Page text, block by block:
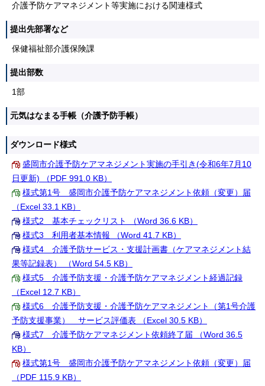
介護予防ケアマネジメント等実施における関連様式
提出先部署など
保健福祉部介護保険課
提出部数
1部
元気はなまる手帳（介護予防手帳）
ダウンロード様式
盛岡市介護予防ケアマネジメント実施の手引き(令和6年7月10
日更新) （PDF 991.0 KB）
様式第1号 盛岡市介護予防ケアマネジメント依頼（変更）届
（Excel 33.1 KB）
様式2 基本チェックリスト （Word 36.6 KB）
様式3 利用者基本情報 （Word 41.7 KB）
様式4 介護予防サービス・支援計画書（ケアマネジメント結
果等記録表） （Word 54.5 KB）
様式5 介護予防支援・介護予防ケアマネジメント経過記録
（Excel 12.7 KB）
様式6 介護予防支援・介護予防ケアマネジメント（第1号介護
予防支援事業） サービス評価表 （Excel 30.5 KB）
様式7 介護予防ケアマネジメント依頼終了届 （Word 36.5
KB）
様式第1号 盛岡市介護予防ケアマネジメント依頼（変更）届
（PDF 115.9 KB）